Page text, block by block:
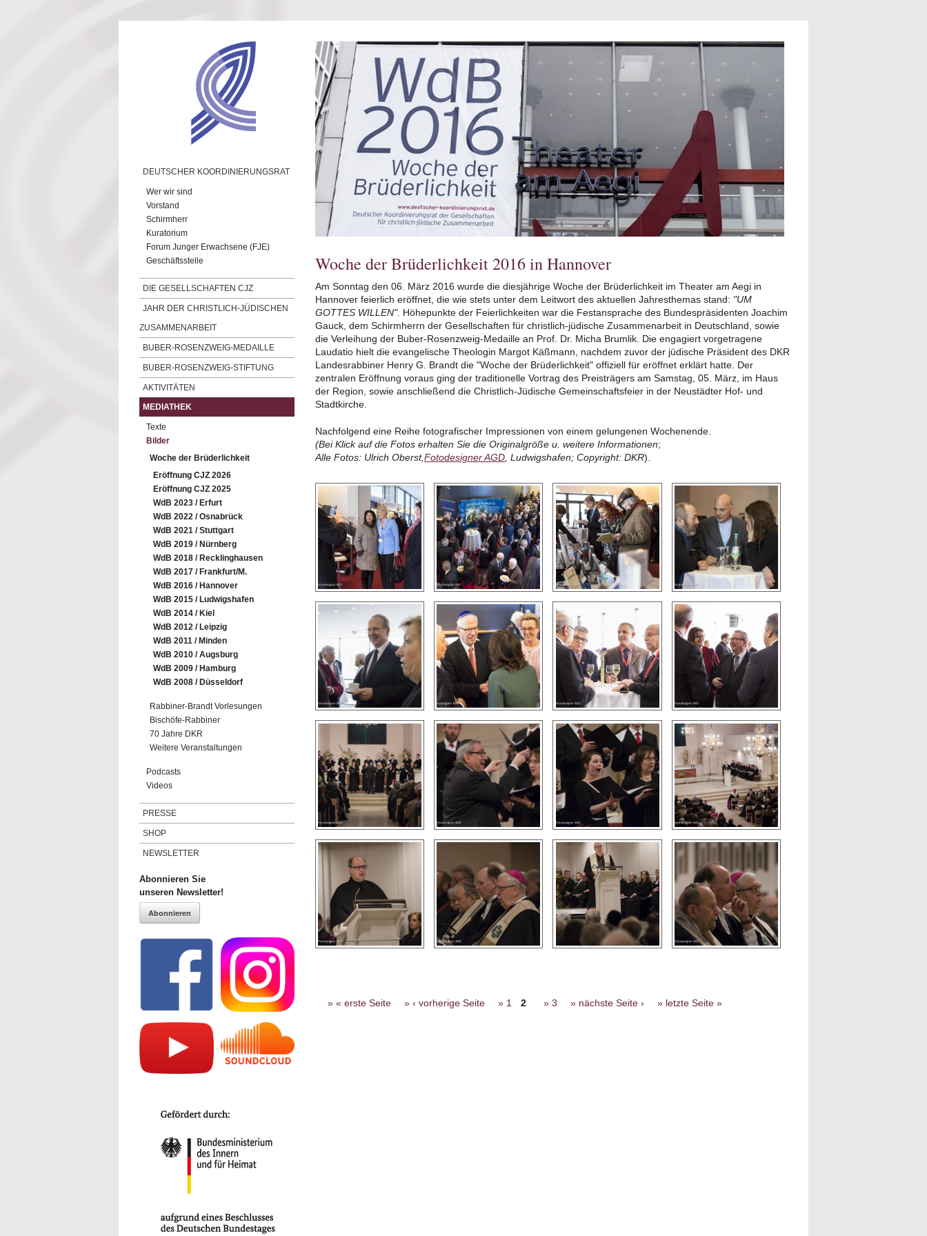
DEUTSCHER KOORDINIERUNGSRAT
Wer wir sind
Vorstand
Schirmherr
Kuratorium
Forum Junger Erwachsene (FJE)
Geschäftsstelle
DIE GESELLSCHAFTEN CJZ
JAHR DER CHRISTLICH-JÜDISCHEN
ZUSAMMENARBEIT
BUBER-ROSENZWEIG-MEDAILLE
BUBER-ROSENZWEIG-STIFTUNG
AKTIVITÄTEN
MEDIATHEK
Texte
Bilder
Woche der Brüderlichkeit
Eröffnung CJZ 2026
Eröffnung CJZ 2025
WdB 2023 / Erfurt
WdB 2022 / Osnabrück
WdB 2021 / Stuttgart
WdB 2019 / Nürnberg
WdB 2018 / Recklinghausen
WdB 2017 / Frankfurt/M.
WdB 2016 / Hannover
WdB 2015 / Ludwigshafen
WdB 2014 / Kiel
WdB 2012 / Leipzig
WdB 2011 / Minden
WdB 2010 / Augsburg
WdB 2009 / Hamburg
WdB 2008 / Düsseldorf
Rabbiner-Brandt Vorlesungen
Bischöfe-Rabbiner
70 Jahre DKR
Weitere Veranstaltungen
Podcasts
Videos
PRESSE
SHOP
NEWSLETTER
Abonnieren Sie
unseren Newsletter!
Abonnieren
Woche der Brüderlichkeit 2016 in Hannover
Am Sonntag den 06. März 2016 wurde die diesjährige Woche der Brüderlichkeit im Theater am Aegi in
Hannover feierlich eröffnet, die wie stets unter dem Leitwort des aktuellen Jahresthemas stand: "UM
GOTTES WILLEN". Höhepunkte der Feierlichkeiten war die Festansprache des Bundespräsidenten Joachim
Gauck, dem Schirmherrn der Gesellschaften für christlich-jüdische Zusammenarbeit in Deutschland, sowie
die Verleihung der Buber-Rosenzweig-Medaille an Prof. Dr. Micha Brumlik. Die engagiert vorgetragene
Laudatio hielt die evangelische Theologin Margot Käßmann, nachdem zuvor der jüdische Präsident des DKR
Landesrabbiner Henry G. Brandt die "Woche der Brüderlichkeit" offiziell für eröffnet erklärt hatte. Der
zentralen Eröffnung voraus ging der traditionelle Vortrag des Preisträgers am Samstag, 05. März, im Haus
der Region, sowie anschließend die Christlich-Jüdische Gemeinschaftsfeier in der Neustädter Hof- und
Stadtkirche.
Nachfolgend eine Reihe fotografischer Impressionen von einem gelungenen Wochenende.
(Bei Klick auf die Fotos erhalten Sie die Originalgröße u. weitere Informationen;
Alle Fotos: Ulrich Oberst,Fotodesigner AGD , Ludwigshafen; Copyright: DKR).
« erste Seite ‹ vorherige Seite 1 2 3 nächste Seite › letzte Seite »